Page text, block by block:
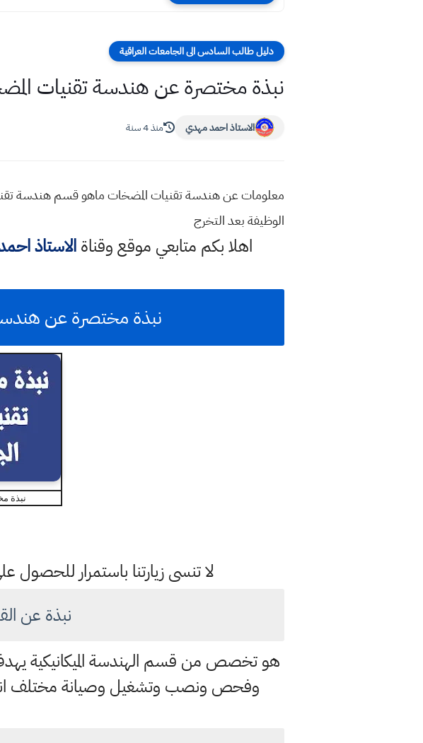
دليل طالب السادس الى الجامعات العراقية
نبذة مختصرة عن هندسة تقنيات
الاستاذ احمد مهدي منذ 4 سنة
معلومات عن هندسة تقنيات المضخات ماهو قسم هندسة
الوظيفة بعد التخرج
اهلا بكم متابعي موقع وقناةالاستاذ
نبذة مختصرة عن
نبذة
لا تنسى زيارتنا باستمرار
نبذة عن
هو تخصص من قسم الهندسة الميكانيكية
وفحص ونصب وتشغيل وصيانة مختلف انواع